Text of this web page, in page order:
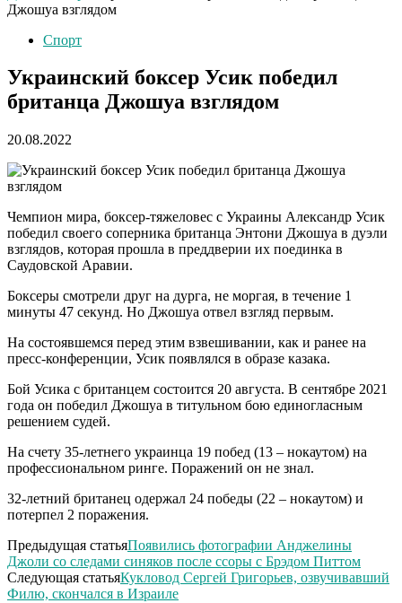
Джошуа взглядом
Спорт
Украинский боксер Усик победил
британца Джошуа взглядом
20.08.2022
Чемпион мира, боксер-тяжеловес с Украины Александр Усик
победил своего соперника британца Энтони Джошуа в дуэли
взглядов, которая прошла в преддверии их поединка в
Саудовской Аравии.
Боксеры смотрели друг на дурга, не моргая, в течение 1
минуты 47 секунд. Но Джошуа отвел взгляд первым.
На состоявшемся перед этим взвешивании, как и ранее на
пресс-конференции, Усик появлялся в образе казака.
Бой Усика с британцем состоится 20 августа. В сентябре 2021
года он победил Джошуа в титульном бою единогласным
решением судей.
На счету 35-летнего украинца 19 побед (13 – нокаутом) на
профессиональном ринге. Поражений он не знал.
32-летний британец одержал 24 победы (22 – нокаутом) и
потерпел 2 поражения.
Предыдущая статьяПоявились фотографии Анджелины
Джоли со следами синяков после ссоры с Брэдом Питтом
Следующая статьяКукловод Сергей Григорьев, озвучивавший
Филю, скончался в Израиле